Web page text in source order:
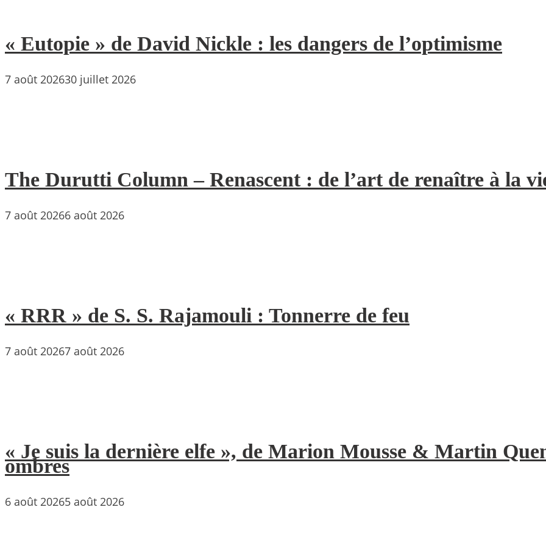
« Eutopie » de David Nickle : les dangers de l’optimisme
7 août 202630 juillet 2026
The Durutti Column – Renascent : de l’art de renaître à la
7 août 20266 août 2026
« RRR » de S. S. Rajamouli : Tonnerre de feu
7 août 20267 août 2026
« Je suis la dernière elfe », de Marion Mousse & Martin
ombres
6 août 20265 août 2026